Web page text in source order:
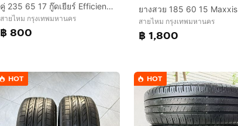
คู่ 235 65 17 กู๊ดเยียร์ Efficient grip ไร้ปะ
สายไหม กรุงเทพมหานคร
฿ 800
ยางสวย 185 60 15 Maxxis
สายไหม กรุงเทพมหานคร
฿ 1,800
HOT HOT